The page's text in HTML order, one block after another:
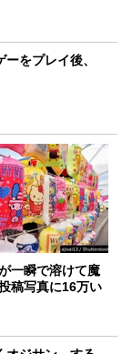
ーをプレイ後、
一瞬で溶けて魔
稿写真に16万い